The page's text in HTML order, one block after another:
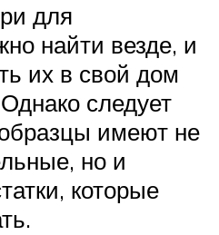
для
найти везде, и
их в свой дом
следует
образцы имеют не
но и
которые